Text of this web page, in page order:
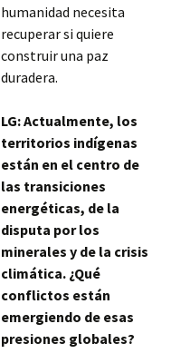
humanidad necesita
recuperar si quiere
construir una paz
duradera.
LG: Actualmente, los
territorios indígenas
están en el centro de
las transiciones
energéticas, de la
disputa por los
minerales y de la crisis
climática. ¿Qué
conflictos están
emergiendo de esas
presiones globales?